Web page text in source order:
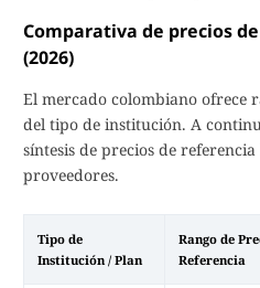
Comparativa de precios
(2026)
El mercado colombiano ofrece
del tipo de institución. A
síntesis de precios de
proveedores.
Tipo de
Institución / Plan
Rango de
Referencia